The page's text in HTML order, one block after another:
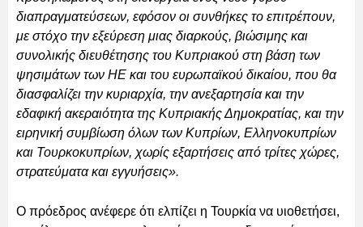
διαπραγματεύσεων, εφόσον οι συνθήκες το επιτρέπουν,
με στόχο την εξεύρεση μιας διαρκούς, βιώσιμης και
συνολικής διευθέτησης του Κυπριακού στη βάση των
ψησιμάτων των ΗΕ και του ευρωπαϊκού δικαίου, που θα
διασφαλίζει την κυριαρχία, την ανεξαρτησία και την
εδαφική ακεραιότητα της Κυπριακής Δημοκρατίας, και την
ειρηνική συμβίωση όλων των Κυπρίων, Ελληνοκυπρίων
και Τουρκοκυπρίων, χωρίς εξαρτήσεις από τρίτες χώρες,
στρατεύματα και εγγυήσεις».
Ο πρόεδρος ανέφερε ότι ελπίζει η Τουρκία να υιοθετήσει,